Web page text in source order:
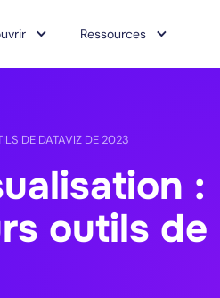
Ressources
DE DATAVIZ DE 2023
:
outils de